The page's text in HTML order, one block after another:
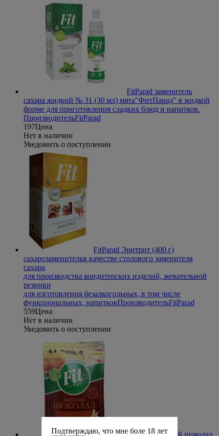
FitParad заменитель
сахара жидкий № 31 (30 мл) мята"ФитПарад" в жидкой
форме для приготовления сладких блюд и напитков.
ПроизводительFitParad
197Цена
Нет в наличии
Уведомить о поступлении
FitParad Эритрит (400 г)
сахарозаменительв качестве столового заменителя
сахара
для производства кондитерских изделий, жевательной
резинки
для изготовления безалкогольных, в том числе
функциональных, напитковПроизводительFitParad
559Цена
Нет в наличии
Уведомить о поступлении
Подтверждаю, что мне боле 18 лет